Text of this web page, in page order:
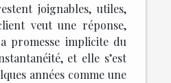
joignables, utiles,
veut une réponse,
promesse implicite du
et elle s’est
années comme une